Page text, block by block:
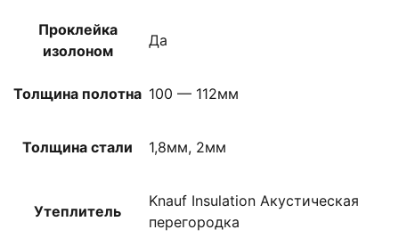
Проклейка
изолоном
Да
Толщина полотна 100 — 112мм
Толщина стали 1,8мм, 2мм
Утеплитель
Knauf Insulation Акустическая
перегородка